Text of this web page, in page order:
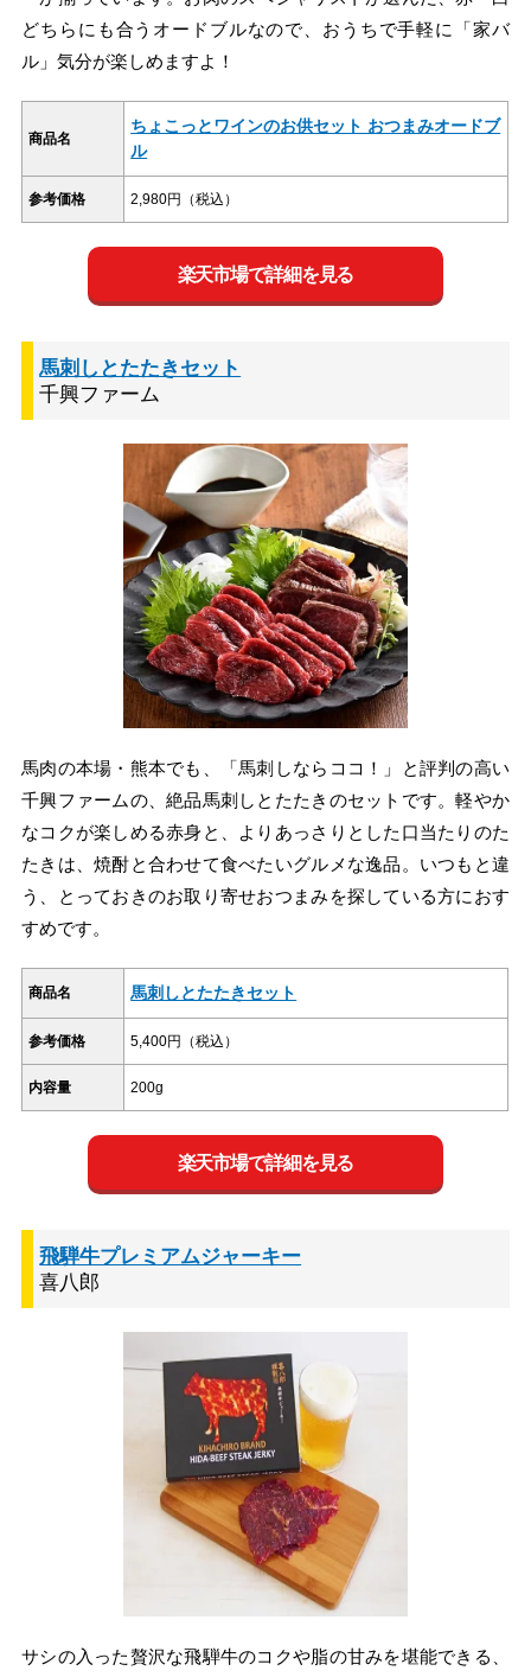
どちらにも合うオードブルなので、おうちで手軽に「家バ
ル」気分が楽しめますよ！
商品名
ちょこっとワインのお供セット おつまみオードブ
ル
参考価格 2,980円（税込）
楽天市場で詳細を見る
馬刺しとたたきセット
千興ファーム
馬肉の本場・熊本でも、「馬刺しならココ！」と評判の高い
千興ファームの、絶品馬刺しとたたきのセットです。軽やか
なコクが楽しめる赤身と、よりあっさりとした口当たりのた
たきは、焼酎と合わせて食べたいグルメな逸品。いつもと違
う、とっておきのお取り寄せおつまみを探している方におす
すめです。
商品名 馬刺しとたたきセット
参考価格 5,400円（税込）
内容量 200g
楽天市場で詳細を見る
飛騨牛プレミアムジャーキー
喜八郎
サシの入った贅沢な飛騨牛のコクや脂の甘みを堪能できる、